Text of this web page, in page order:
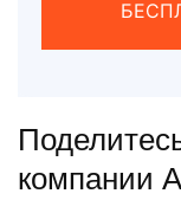
компании